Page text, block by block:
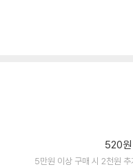
520
5만원 이상 구매 시 2천원 추